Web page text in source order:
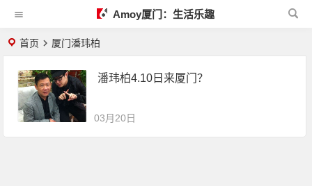
Amoy厦门：生活乐趣
首页 厦门潘玮柏
潘玮柏4.10日来厦门？
03月20日